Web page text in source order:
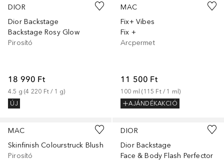
DIOR
Dior Backstage
Backstage Rosy Glow
Pirosító
18 990 Ft
4.5 g (4 220 Ft / 1 g)
ÚJ
MAC
Fix+ Vibes
Fix +
Arcpermet
11 500 Ft
100 ml (115 Ft / 1 ml)
AJÁNDÉKAKCIÓ
MAC
Skinfinish Colourstruck Blush
Pirosító
DIOR
Dior Backstage
Face & Body Flash Perfector
+19